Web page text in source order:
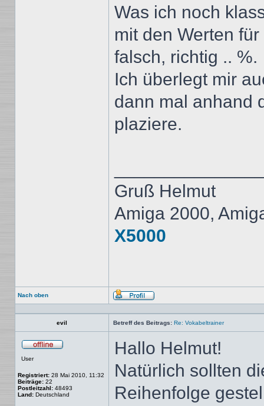
Was ich noch
mit den Werten
falsch, richtig .. %.
Ich überlegt mir
dann mal anhand
plaziere.
Gruß Helmut
Amiga 2000,
X5000
Nach oben
Profil
evil Betreff des Beitrags: Re: Vokabeltrainer
User
Registriert: 28 Mai 2010, 11:32
Beiträge: 22
Postleitzahl: 48493
Land: Deutschland
Hallo Helmut!
Natürlich sollten
Reihenfolge